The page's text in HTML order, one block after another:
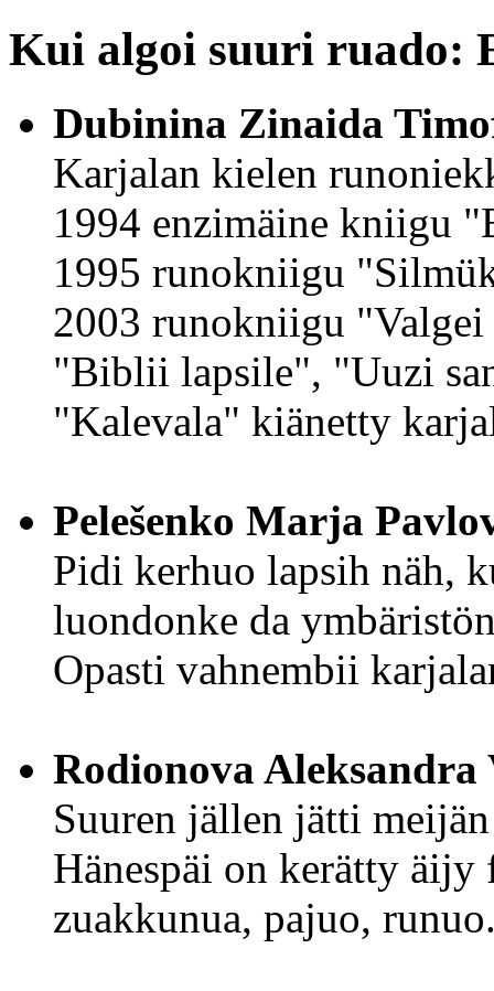
Kui algoi suuri ruado:
Dubinina Zinaida
Karjalan kielen
1994 enzimäine kniigu
1995 runokniigu
2003 runokniigu
"Biblii lapsile", "Uuzi
"Kalevala" kiänetty
Pelešenko Marja
Pidi kerhuo lapsih näh,
luondonke da
Opasti vahnembii
Rodionova Aleksandra
Suuren jällen jätti
Hänespäi on kerätty
zuakkunua, pajuo,